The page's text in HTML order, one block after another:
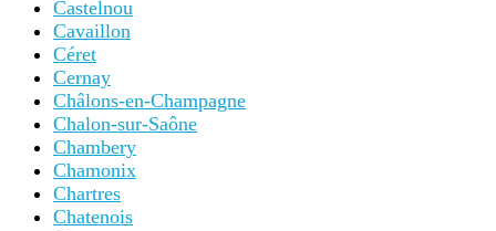
Castelnou
Cavaillon
Céret
Cernay
Châlons-en-Champagne
Chalon-sur-Saône
Chambery
Chamonix
Chartres
Chatenois